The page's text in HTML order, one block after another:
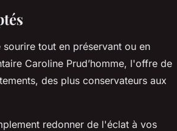
tout en préservant ou en
Caroline Prud’homme, l'offre de
des plus conservateurs aux
redonner de l'éclat à vos